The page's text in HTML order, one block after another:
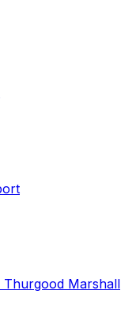
Thurgood Marshall